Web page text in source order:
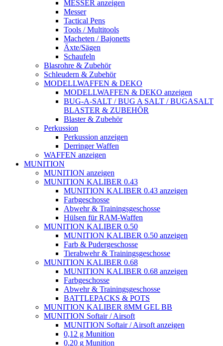
MESSER anzeigen
Messer
Tactical Pens
Tools / Multitools
Macheten / Bajonetts
Äxte/Sägen
Schaufeln
Blasrohre & Zubehör
Schleudern & Zubehör
MODELLWAFFEN & DEKO
MODELLWAFFEN & DEKO anzeigen
BUG-A-SALT / BUG A SALT / BUGASALT
BLASTER & ZUBEHÖR
Blaster & Zubehör
Perkussion
Perkussion anzeigen
Derringer Waffen
WAFFEN anzeigen
MUNITION
MUNITION anzeigen
MUNITION KALIBER 0.43
MUNITION KALIBER 0.43 anzeigen
Farbgeschosse
Abwehr & Trainingsgeschosse
Hülsen für RAM-Waffen
MUNITION KALIBER 0.50
MUNITION KALIBER 0.50 anzeigen
Farb & Pudergeschosse
Tierabwehr & Trainingsgeschosse
MUNITION KALIBER 0.68
MUNITION KALIBER 0.68 anzeigen
Farbgeschosse
Abwehr & Trainingsgeschosse
BATTLEPACKS & POTS
MUNITION KALIBER 8MM GEL BB
MUNITION Softair / Airsoft
MUNITION Softair / Airsoft anzeigen
0,12 g Munition
0,20 g Munition